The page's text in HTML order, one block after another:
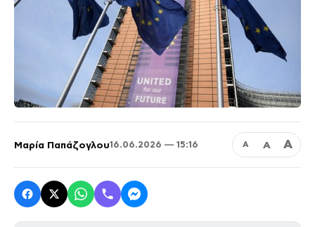
Μαρία Παπάζογλου16.06.2026 — 15:16 Α Α Α